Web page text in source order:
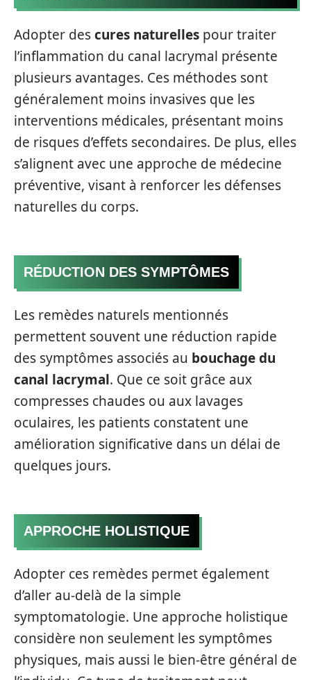
Adopter descures naturelles pour traiter
l’inflammation du canal lacrymal présente
plusieurs avantages. Ces méthodes sont
généralement moins invasives que les
interventions médicales, présentant moins
de risques d’effets secondaires. De plus, elles
s’alignent avec une approche de médecine
préventive, visant à renforcer les défenses
naturelles du corps.
RÉDUCTION DES SYMPTÔMES
Les remèdes naturels mentionnés
permettent souvent une réduction rapide
des symptômes associés au bouchage du
canal lacrymal. Que ce soit grâce aux
compresses chaudes ou aux lavages
oculaires, les patients constatent une
amélioration significative dans un délai de
quelques jours.
APPROCHE HOLISTIQUE
Adopter ces remèdes permet également
d’aller au-delà de la simple
symptomatologie. Une approche holistique
considère non seulement les symptômes
physiques, mais aussi le bien-être général de